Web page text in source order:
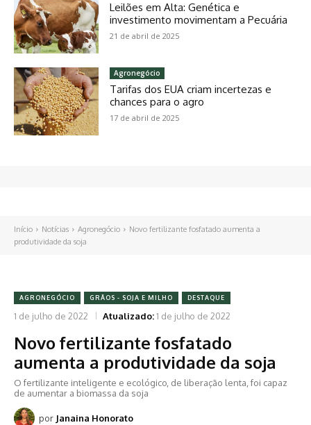
Leilões em Alta: Genética e
investimento movimentam a Pecuária
21 de abril de 2025
Agronegócio
Tarifas dos EUA criam incertezas e
chances para o agro
17 de abril de 2025